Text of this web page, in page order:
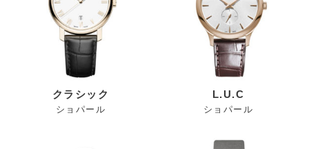
クラシック
ショパール
L.U.C
ショパール